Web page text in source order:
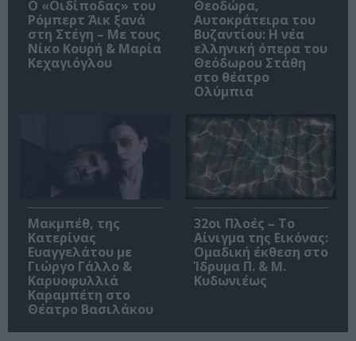
O «Οιδίποδας» του
Ρόμπερτ Άικ ξανά
στη Στέγη – Με τους
Νίκο Κουρή & Μαρία
Κεχαγιόγλου
Θεοδώρα,
Αυτοκράτειρα του
Βυζαντίου: Η νέα
ελληνική όπερα του
Θεόδωρου Στάθη
στο θέατρο
Ολύμπια
Μακμπέθ, της
Κατερίνας
Ευαγγελάτου με
Γιώργο Γάλλο &
Καρυοφυλλιά
Καραμπέτη στο
Θέατρο Βασιλάκου
32οι Πλοές – Το
Αίνιγμα της Εικόνας:
Ομαδική έκθεση στο
Ίδρυμα Π. & Μ.
Κυδωνιέως